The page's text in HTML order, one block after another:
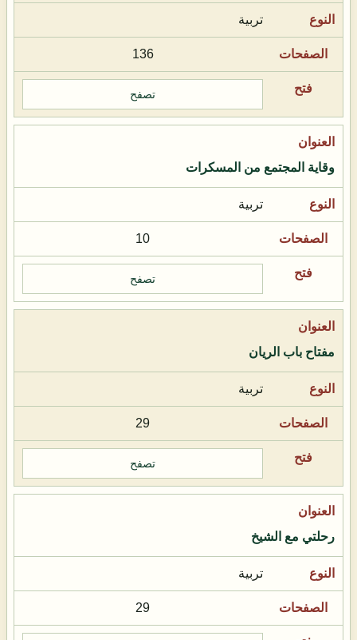
تربية
136
تصفح
وقاية المجتمع من المسكرات
تربية
10
تصفح
مفتاح باب الريان
تربية
29
تصفح
رحلتي مع الشيخ
تربية
29